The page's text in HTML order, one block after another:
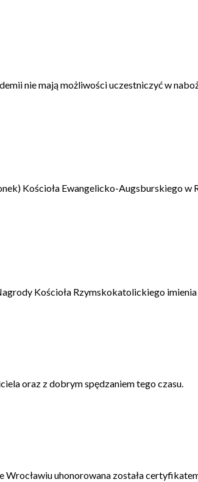
nie mają możliwości uczestniczyć w
Kościoła Ewangelicko-Augsburskiego
Kościoła Rzymskokatolickiego imienia
oraz z dobrym spędzaniem tego czasu.
uhonorowana została